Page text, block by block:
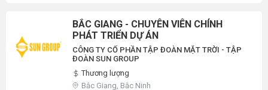
BẮC GIANG - CHUYÊN VIÊN CHÍNH
PHÁT TRIỂN DỰ ÁN
CÔNG TY CỔ PHẦN TẬP ĐOÀN MẶT TRỜI - TẬP
ĐOÀN SUN GROUP
Thương lượng
Bắc Giang, Bắc Ninh